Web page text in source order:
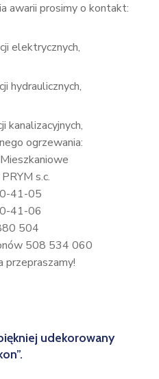
awarii prosimy o kontakt:
elektrycznych,
hydraulicznych,
kanalizacyjnych,
ogrzewania:
s.c.
41-05
41-06
504
508 534 060
przepraszamy!
udekorowany